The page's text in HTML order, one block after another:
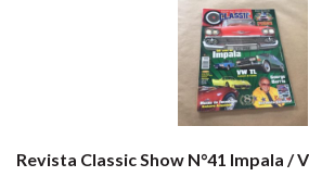
Revista Classic Show N°41 Impala /